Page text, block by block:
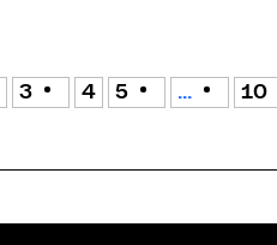
3 4 5 ... 10